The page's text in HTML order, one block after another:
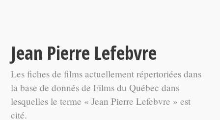
Jean Pierre Lefebvre
Les fiches de films actuellement répertoriées dans
la base de donnés de Films du Québec dans
lesquelles le terme « Jean Pierre Lefebvre » est
cité.